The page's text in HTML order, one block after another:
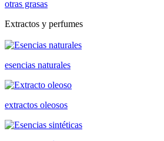
otras grasas
Extractos y perfumes
esencias naturales
extractos oleosos